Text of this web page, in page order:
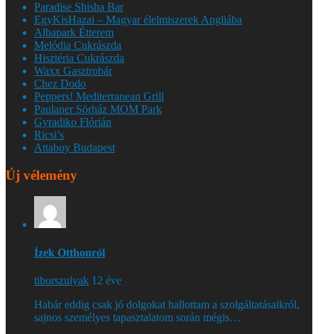
Paradise Shisha Bar
EgyKisHazai – Magyar élelmiszerek Angliába
Albapark Étterem
Melódia Cukrászda
Hisztéria Cukrászda
Waxx Gasztrobár
Chez Dodo
Peppers! Mediterranean Grill
Paulaner Sörház MOM Park
Gyradiko Flórián
Ricsi’s
Attaboy Budapest
Új vélemény
Ízek Otthonról
tiborszulyak 12 éve
Habár eddig csak jó dolgokat hallottam a szolgáltatásaikról,
sajnos személyes tapasztalatom során mégis…